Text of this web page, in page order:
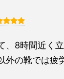
、8時間近く
外の靴では疲